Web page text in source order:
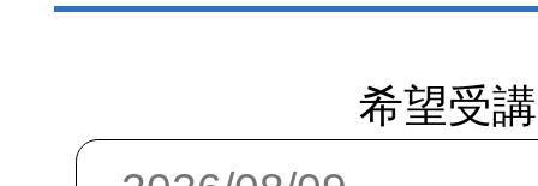
希望受